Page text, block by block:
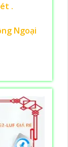
.
Ngoại